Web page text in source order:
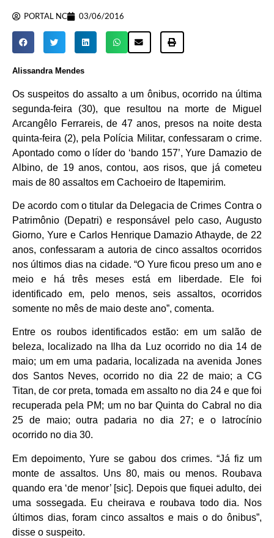
PORTAL NC 03/06/2016
Alissandra Mendes
Os suspeitos do assalto a um ônibus, ocorrido na última
segunda-feira (30), que resultou na morte de Miguel
Arcangêlo Ferrareis, de 47 anos, presos na noite desta
quinta-feira (2), pela Polícia Militar, confessaram o crime.
Apontado como o líder do ‘bando 157’, Yure Damazio de
Albino, de 19 anos, contou, aos risos, que já cometeu
mais de 80 assaltos em Cachoeiro de Itapemirim.
De acordo com o titular da Delegacia de Crimes Contra o
Patrimônio (Depatri) e responsável pelo caso, Augusto
Giorno, Yure e Carlos Henrique Damazio Athayde, de 22
anos, confessaram a autoria de cinco assaltos ocorridos
nos últimos dias na cidade. “O Yure ficou preso um ano e
meio e há três meses está em liberdade. Ele foi
identificado em, pelo menos, seis assaltos, ocorridos
somente no mês de maio deste ano”, comenta.
Entre os roubos identificados estão: em um salão de
beleza, localizado na Ilha da Luz ocorrido no dia 14 de
maio; um em uma padaria, localizada na avenida Jones
dos Santos Neves, ocorrido no dia 22 de maio; a CG
Titan, de cor preta, tomada em assalto no dia 24 e que foi
recuperada pela PM; um no bar Quinta do Cabral no dia
25 de maio; outra padaria no dia 27; e o latrocínio
ocorrido no dia 30.
Em depoimento, Yure se gabou dos crimes. “Já fiz um
monte de assaltos. Uns 80, mais ou menos. Roubava
quando era ‘de menor’ [sic]. Depois que fiquei adulto, dei
uma sossegada. Eu cheirava e roubava todo dia. Nos
últimos dias, foram cinco assaltos e mais o do ônibus”,
disse o suspeito.